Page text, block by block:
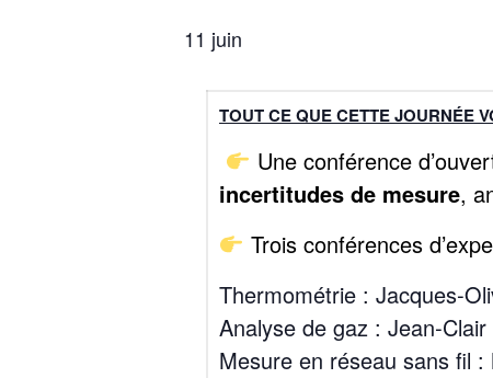
11 juin
TOUT CE QUE CETTE JOURNÉE
Une conférence
incertitudes de mesure,
Trois conférences
Thermométrie :
Analyse de gaz :
Mesure en réseau sans fil :